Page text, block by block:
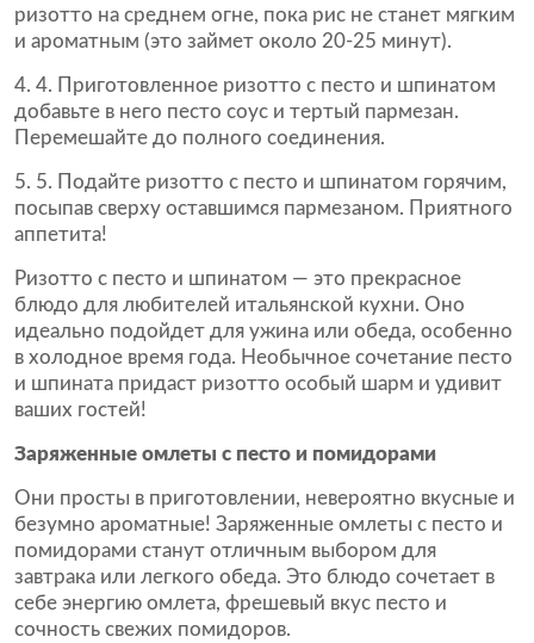
ризотто на среднем огне, пока рис не станет мягким
и ароматным (это займет около 20-25 минут).
4. Приготовленное ризотто с песто и шпинатом
добавьте в него песто соус и тертый пармезан.
Перемешайте до полного соединения.
5. Подайте ризотто с песто и шпинатом горячим,
посыпав сверху оставшимся пармезаном. Приятного
аппетита!
Ризотто с песто и шпинатом — это прекрасное
блюдо для любителей итальянской кухни. Оно
идеально подойдет для ужина или обеда, особенно
в холодное время года. Необычное сочетание песто
и шпината придаст ризотто особый шарм и удивит
ваших гостей!
Заряженные омлеты с песто и помидорами
Они просты в приготовлении, невероятно вкусные и
безумно ароматные! Заряженные омлеты с песто и
помидорами станут отличным выбором для
завтрака или легкого обеда. Это блюдо сочетает в
себе энергию омлета, фрешевый вкус песто и
сочность свежих помидоров.